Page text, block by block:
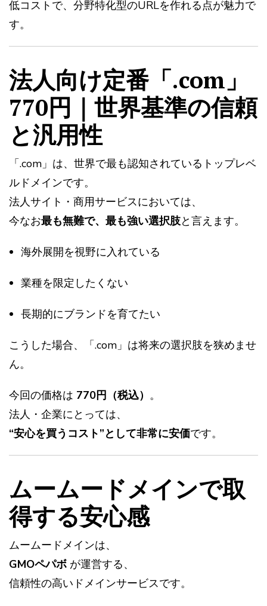
低コストで、分野特化型のURLを作れる点が魅力で
す。
法人向け定番「.com」
770円｜世界基準の信頼
と汎用性
「.com」は、世界で最も認知されているトップレベ
ルドメインです。
法人サイト・商用サービスにおいては、
今なお最も無難で、最も強い選択肢と言えます。
海外展開を視野に入れている
業種を限定したくない
長期的にブランドを育てたい
こうした場合、「.com」は将来の選択肢を狭めませ
ん。
今回の価格は 770円（税込） 。
法人・企業にとっては、
“安心を買うコスト”として非常に安価です。
ムームードメインで取
得する安心感
ムームードメインは、
GMOペパボ が運営する、
信頼性の高いドメインサービスです。